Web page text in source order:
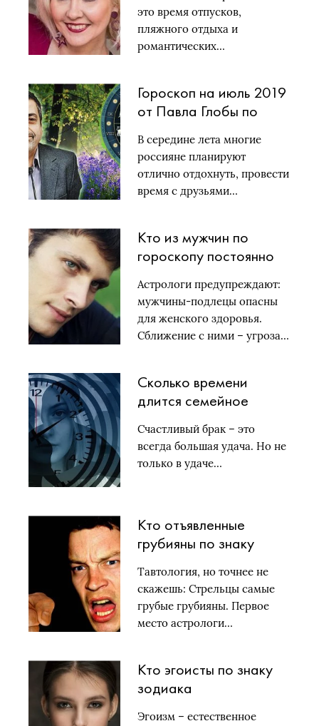
астрологический
прогноз в июльском
гороскопе
это время отпусков,
пляжного отдыха и
романтических…
Гороскоп на июль 2019
от Павла Глобы по
точный прогноз в
гороскопе июля
В середине лета многие
россияне планируют
отлично отдохнуть, провести
время с друзьями…
Кто из мужчин по
гороскопу постоянно
боль
Астрологи предупреждают:
мужчины-подлецы опасны
для женского здоровья.
Сближение с ними – угроза…
Сколько времени
длится семейное
счастье для каждого
знака зодиака
Счастливый брак – это
всегда большая удача. Но не
только в удаче…
Кто отъявленные
грубияны по знаку
Тавтология, но точнее не
скажешь: Стрельцы самые
грубые грубияны. Первое
место астрологи…
Кто эгоисты по знаку
зодиака
Эгоизм – естественное